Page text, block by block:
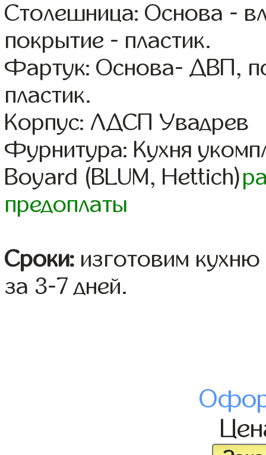
Столешница: Основа -
покрытие - пластик.
Фартук: Основа- ДВП,
пластик.
Корпус: ЛДСП Увадрев
Фурнитура: Кухня
Boyard (BLUM, Hettich)
предоплаты
Сроки: изготовим
за 3-7 дней.